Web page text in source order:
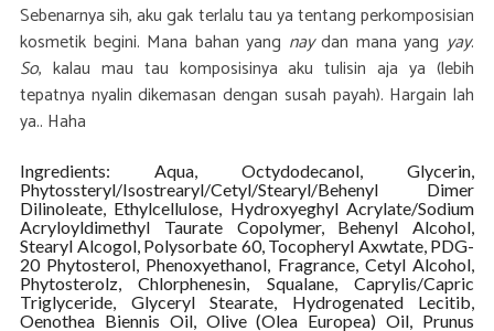
Sebenarnya sih, aku gak terlalu tau ya tentang perkomposisian
kosmetik begini. Mana bahan yang naydan mana yangyay.
So, kalau mau tau komposisinya aku tulisin aja ya (lebih
tepatnya nyalin dikemasan dengan susah payah). Hargain lah
ya.. Haha
Ingredients: Aqua, Octydodecanol, Glycerin,
Phytossteryl/Isostrearyl/Cetyl/Stearyl/Behenyl Dimer
Dilinoleate, Ethylcellulose, Hydroxyeghyl Acrylate/Sodium
Acryloyldimethyl Taurate Copolymer, Behenyl Alcohol,
Stearyl Alcogol, Polysorbate 60, Tocopheryl Axwtate, PDG-
20 Phytosterol, Phenoxyethanol, Fragrance, Cetyl Alcohol,
Phytosterolz, Chlorphenesin, Squalane, Caprylis/Capric
Triglyceride, Glyceryl Stearate, Hydrogenated Lecitib,
Oenothea Biennis Oil, Olive (Olea Europea) Oil, Prunus